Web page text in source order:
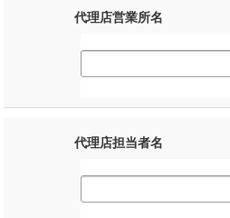
代理店営業所名
代理店担当者名